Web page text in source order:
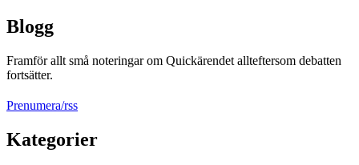
Blogg
Framför allt små noteringar om Quickärendet allteftersom debatten
fortsätter.
Prenumera/rss
Kategorier